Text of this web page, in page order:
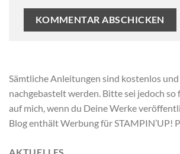
Sämtliche Anleitungen sind kostenlos
nachgebastelt werden. Bitte sei jedoch
auf mich, wenn du Deine Werke
Blog enthält Werbung für STAMPIN’UP!